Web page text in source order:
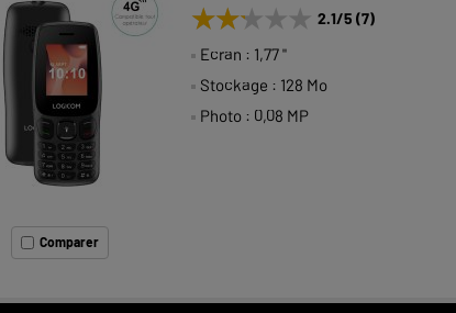
Comparer
★★★★★
★★★★★ 2.1/5 (7)
Ecran : 1,77 "
Stockage : 128 Mo
Photo : 0,08 MP